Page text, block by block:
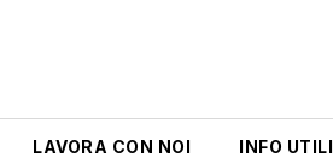
LAVORA CON NOI INFO UTILI